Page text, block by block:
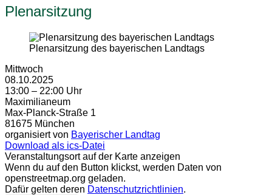
Plenarsitzung
Plenarsitzung des bayerischen Landtags
Mittwoch
08.10.2025
13:00 – 22:00 Uhr
Maximilianeum
Max-Planck-Straße 1
81675 München
organisiert von Bayerischer Landtag
Download als ics-Datei
Veranstaltungsort auf der Karte anzeigen
Wenn du auf den Button klickst, werden Daten von
openstreetmap.org geladen.
Dafür gelten deren Datenschutzrichtlinien.